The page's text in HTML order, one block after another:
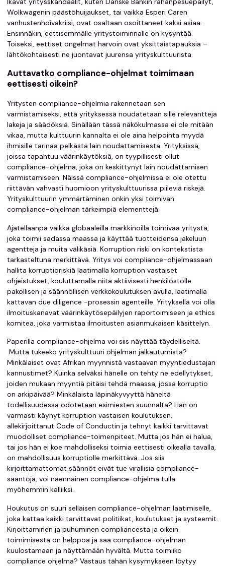
Wolkwagenin päästöhuijaukset, tai vaikka Esperi Caren
vanhustenhoivakriisi, ovat osaltaan osoittaneet kaksi asiaa:
Ensinnäkin, eettisemmälle yritystoiminnalle on kysyntää.
Toiseksi, eettiset ongelmat harvoin ovat yksittäistapauksia –
lähtökohtaisesti ne juontavat juurensa yrityskulttuurista.
Auttavatko compliance-ohjelmat toimimaan
eettisesti oikein?
Yritysten compliance-ohjelmia rakennetaan sen
varmistamiseksi, että yrityksessä noudatetaan sille relevantteja
lakeja ja säädöksiä. Sinällään tässä näkökulmassa ei ole mitään
vikaa, mutta kulttuurin kannalta ei ole aina helpointa myydä
ihmisille tarinaa pelkästä lain noudattamisesta. Yrityksissä,
joissa tapahtuu väärinkäytöksiä, on tyypillisesti ollut
compliance-ohjelma, joka on keskittynyt lain noudattamisen
varmistamiseen. Näissä compliance-ohjelmissa ei ole otettu
riittävän vahvasti huomioon yrityskulttuurissa piileviä riskejä.
Yrityskulttuurin ymmärtäminen onkin yksi toimivan
compliance-ohjelman tärkeimpiä elementtejä.
Ajatellaanpa vaikka globaaleilla markkinoilla toimivaa yritystä,
joka toimii sadassa maassa ja käyttää tuotteidensa jakeluun
agentteja ja muita välikäsiä. Korruption riski on kontekstista
tarkasteltuna merkittävä. Yritys voi compliance-ohjelmassaan
hallita korruptioriskiä laatimalla korruption vastaiset
ohjeistukset, kouluttamalla niitä aktiivisesti henkilöstölle
pakollisen ja säännöllisen verkkokoulutuksen avulla, laatimalla
kattavan due diligence -prosessin agenteille. Yrityksellä voi olla
ilmoituskanavat väärinkäytösepäilyjen raportoimiseen ja ethics
komitea, joka varmistaa ilmoitusten asianmukaisen käsittelyn.
Paperilla compliance-ohjelma voi siis näyttää täydelliseltä.
Mutta tukeeko yrityskulttuuri ohjelman jalkautumista?
Minkälaiset ovat Afrikan myynnistä vastaavan myyntiedustajan
kannustimet? Kuinka selväksi hänelle on tehty ne edellytykset,
joiden mukaan myyntiä pitäisi tehdä maassa, jossa korruptio
on arkipäivää? Minkälaista läpinäkyvyyttä häneltä
todellisuudessa odotetaan esimiesten suunnalta? Hän on
varmasti käynyt korruption vastaisen koulutuksen,
allekirjoittanut Code of Conductin ja tehnyt kaikki tarvittavat
muodolliset compliance-toimenpiteet. Mutta jos hän ei halua,
tai jos hän ei koe mahdolliseksi toimia eettisesti oikealla tavalla,
on mahdollisuus korruptiolle merkittävä. Jos siis
kirjoittamattomat säännöt eivät tue virallisia compliance-
sääntöjä, voi näennäinen compliance-ohjelma tulla
myöhemmin kalliiksi.
Houkutus on suuri sellaisen compliance-ohjelman laatimiselle,
joka kattaa kaikki tarvittavat politiikat, koulutukset ja systeemit.
Kirjoittaminen ja puhuminen compliancesta ja oikein
toimimisesta on helppoa ja saa compliance-ohjelman
kuulostamaan ja näyttämään hyvältä. Mutta toimiiko
compliance ohjelma? Vastaus tähän kysymykseen löytyy